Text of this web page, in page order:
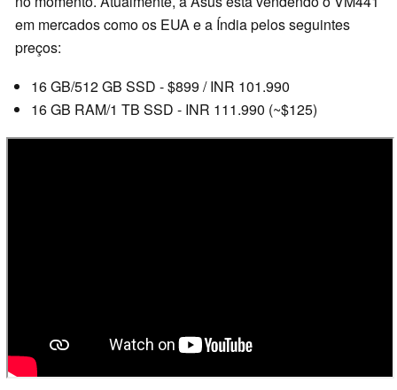
em mercados como os EUA e a Índia pelos seguintes
preços:
16 GB/512 GB SSD - $899 / INR 101.990
16 GB RAM/1 TB SSD - INR 111.990 (~$125)